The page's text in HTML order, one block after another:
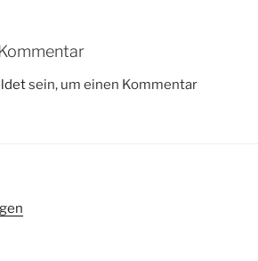
sein, um einen Kommentar